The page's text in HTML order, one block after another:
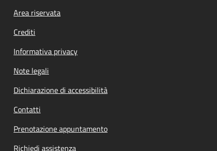
Footer menu
Area riservata
Crediti
Informativa privacy
Note legali
Dichiarazione di accessibilità
Contatti
Prenotazione appuntamento
Richiedi assistenza